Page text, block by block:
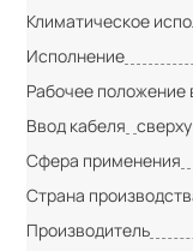
Климатическое
Исполнение
Рабочее положение
Ввод кабеля
Сфера применения
Страна
Производитель